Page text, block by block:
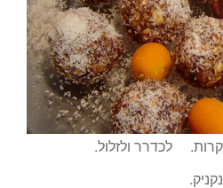
לכדרר ולזלול.